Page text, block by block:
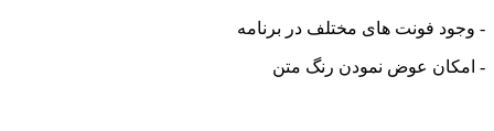
فونت های مختلف در برنامه
عوض نمودن رنگ متن